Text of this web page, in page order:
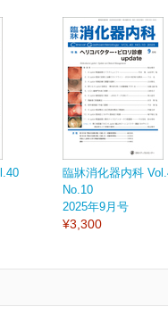
臨牀消化器内科
No.10
2025年9月号
¥3,300